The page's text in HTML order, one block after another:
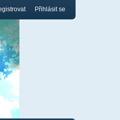
Přihlásit se